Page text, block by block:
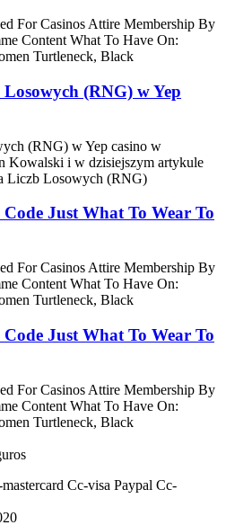
For Casinos Attire Membership By
Content What To Have On:
Turtleneck, Black
(RNG) w Yep
(RNG) w Yep casino w
Kowalski i w dzisiejszym artykule
Liczb Losowych (RNG)
Just What To Wear To
For Casinos Attire Membership By
Content What To Have On:
Turtleneck, Black
Just What To Wear To
For Casinos Attire Membership By
Content What To Have On:
Turtleneck, Black
Cc-visa Paypal Cc-